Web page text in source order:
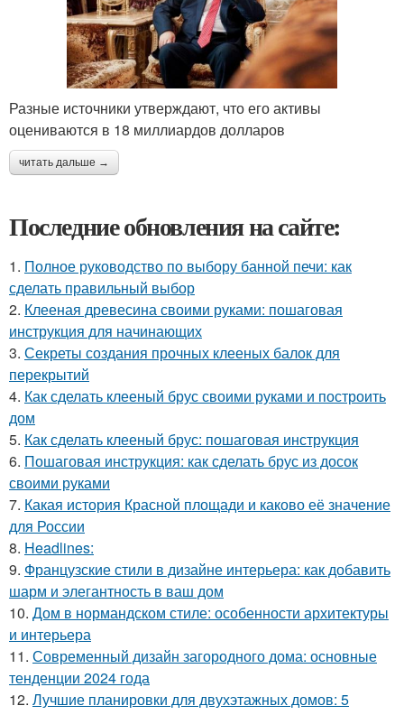
Разные источники утверждают, что его активы
оцениваются в 18 миллиардов долларов
читать дальше →
Последние обновления на сайте:
1. Полное руководство по выбору банной печи: как
сделать правильный выбор
2. Клееная древесина своими руками: пошаговая
инструкция для начинающих
3. Секреты создания прочных клееных балок для
перекрытий
4. Как сделать клееный брус своими руками и построить
дом
5. Как сделать клееный брус: пошаговая инструкция
6. Пошаговая инструкция: как сделать брус из досок
своими руками
7. Какая история Красной площади и каково её значение
для России
8. Headlines:
9. Французские стили в дизайне интерьера: как добавить
шарм и элегантность в ваш дом
10. Дом в нормандском стиле: особенности архитектуры
и интерьера
11. Современный дизайн загородного дома: основные
тенденции 2024 года
12. Лучшие планировки для двухэтажных домов: 5